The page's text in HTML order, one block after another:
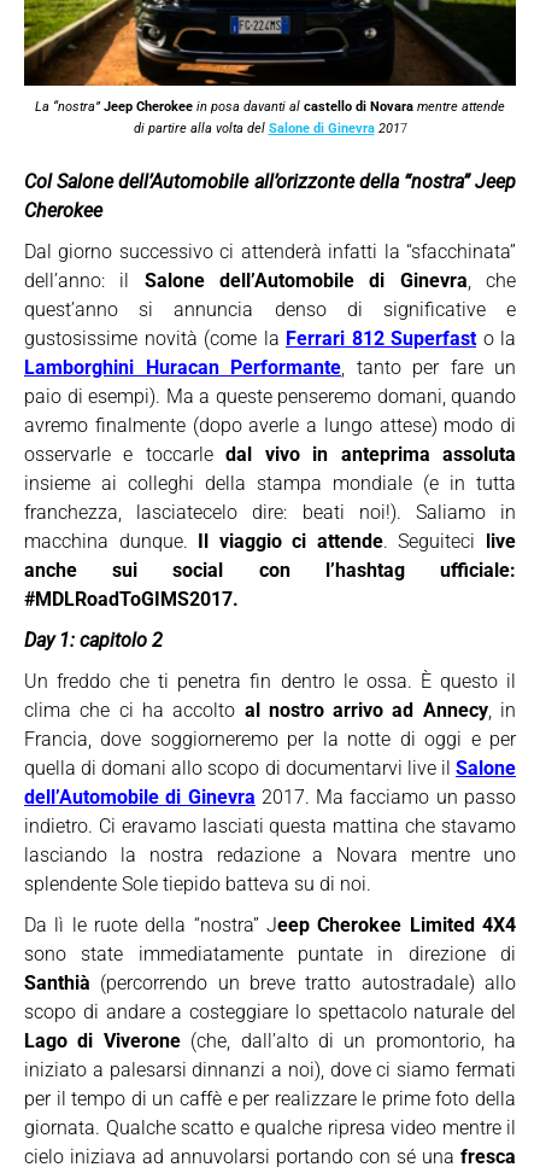
La “nostra”Jeep Cherokee in posa davanti al castello di Novara mentre attende
di partire alla volta del Salone di Ginevra2017
Col Salone dell’Automobile all’orizzonte della “nostra” Jeep
Cherokee
Dal giorno successivo ci attenderà infatti la “sfacchinata”
dell’anno: il Salone dell’Automobile di Ginevra, che
quest’anno si annuncia denso di significative e
gustosissime novità (come la Ferrari 812 Superfasto la
Lamborghini Huracan Performante, tanto per fare un
paio di esempi). Ma a queste penseremo domani, quando
avremo finalmente (dopo averle a lungo attese) modo di
osservarle e toccarledal vivo in anteprima assoluta
insieme ai colleghi della stampa mondiale (e in tutta
franchezza, lasciatecelo dire: beati noi!). Saliamo in
macchina dunque. Il viaggio ci attende. Seguiteci live
anche sui social con l’hashtag ufficiale:
#MDLRoadToGIMS2017.
Day 1: capitolo 2
Un freddo che ti penetra fin dentro le ossa. È questo il
clima che ci ha accolto al nostro arrivo ad Annecy, in
Francia, dove soggiorneremo per la notte di oggi e per
quella di domani allo scopo di documentarvi live il Salone
dell’Automobile di Ginevra 2017. Ma facciamo un passo
indietro. Ci eravamo lasciati questa mattina che stavamo
lasciando la nostra redazione a Novara mentre uno
splendente Sole tiepido batteva su di noi.
Da lì le ruote della “nostra” Jeep Cherokee Limited 4X4
sono state immediatamente puntate in direzione di
Santhià (percorrendo un breve tratto autostradale) allo
scopo di andare a costeggiare lo spettacolo naturale del
Lago di Viverone(che, dall’alto di un promontorio, ha
iniziato a palesarsi dinnanzi a noi), dove ci siamo fermati
per il tempo di un caffè e per realizzare le prime foto della
giornata. Qualche scatto e qualche ripresa video mentre il
cielo iniziava ad annuvolarsi portando con sé una fresca